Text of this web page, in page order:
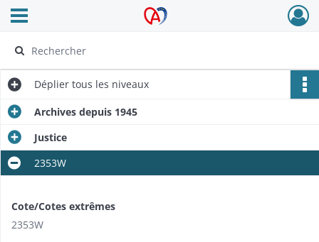
Archives Alsace - Colmar
Ouvrir le menu déroulant
Déplier tous les niveaux
Archives depuis 1945
Justice
2353W
Cote/Cotes extrêmes
2353W